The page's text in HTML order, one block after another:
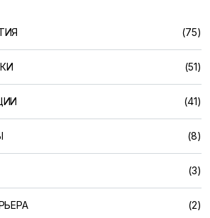
(75)
(51)
(41)
(8)
(3)
(2)